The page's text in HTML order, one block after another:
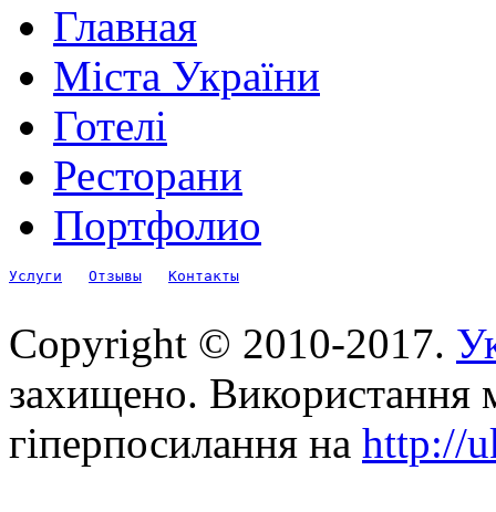
Главная
Міста України
Готелі
Ресторани
Портфолио
Услуги Отзывы Контакты
Copyright © 2010-2017.
захищено. Використання
гіперпосилання на http://